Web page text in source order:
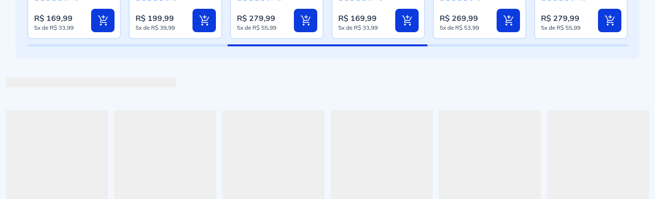
R$ 169,99
5xde R$ 33,99
R$ 199,99
5xde R$ 39,99
R$ 279,99
5xde R$ 55,99
R$ 169,99
5xde R$ 33,99
R$ 269,99
5xde R$ 53,99
R$ 279,99
5xde R$ 55,99